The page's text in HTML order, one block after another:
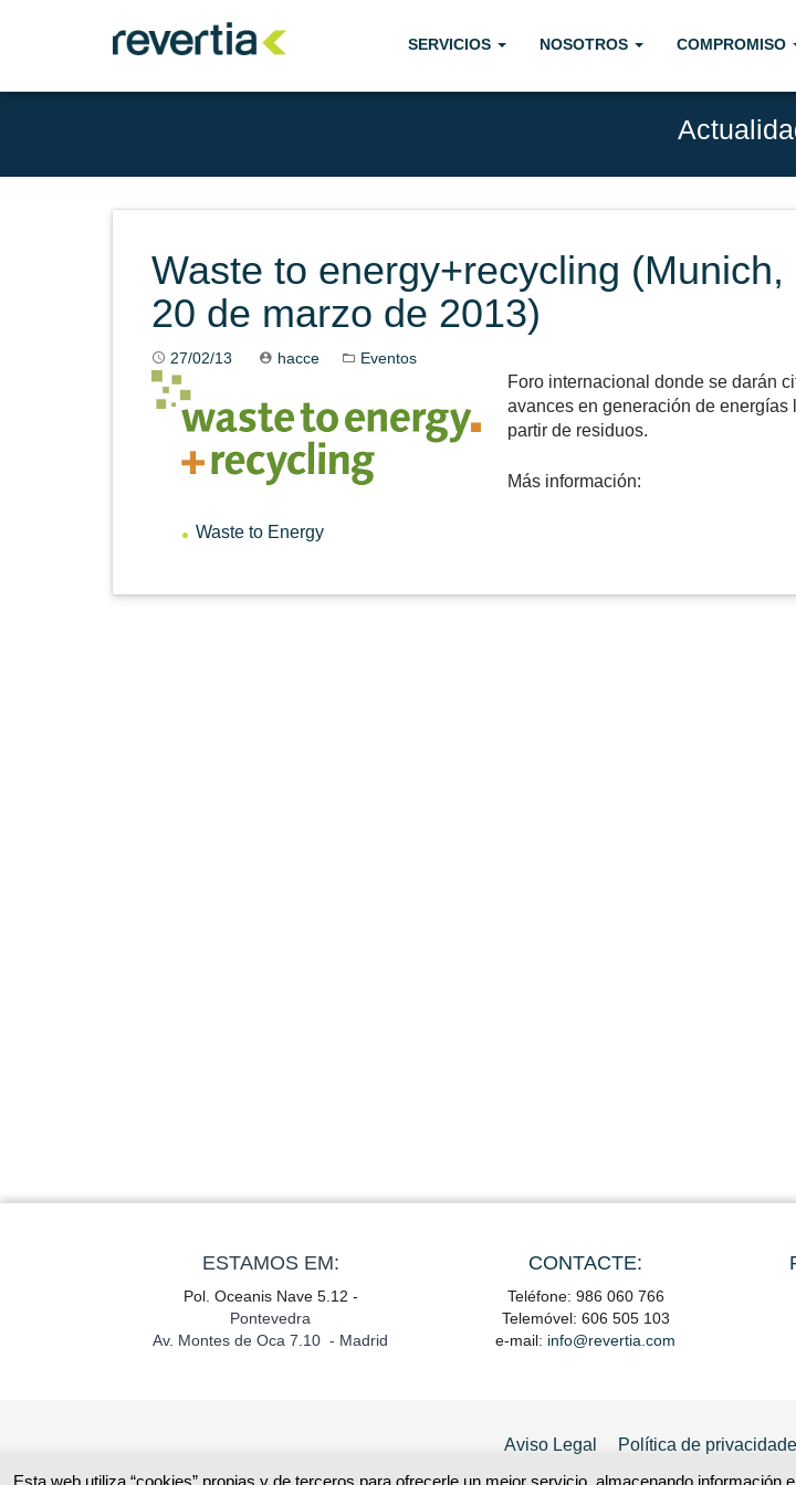
SERVICIOS NOSOTROS COMPROMISO
Waste to energy+recycling (Munich,
20 de marzo de 2013)
27/02/13 hacce Eventos
Foro internacional donde se darán
avances en generación de energías
partir de residuos.
Más información:
Waste to Energy
ESTAMOS EM:
Pol. Oceanis Nave 5.12 -
Pontevedra
Av. Montes de Oca 7.10 - Madrid
CONTACTE:
Teléfone: 986 060 766
Telemóvel: 606 505 103
e-mail: info@revertia.com
Aviso Legal Política de privacidade
Esta web utiliza “cookies” propias y de terceros para ofrecerle un mejor servicio, almacenando